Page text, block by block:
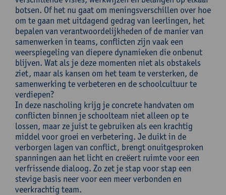
botsen. Of het nu gaat om meningsverschillen over hoe
om te gaan met uitdagend gedrag van leerlingen, het
bepalen van verantwoordelijkheden of de manier van
samenwerken in teams, conflicten zijn vaak een
weerspiegeling van diepere dynamieken die onbenut
blijven. Wat als je deze momenten niet als obstakels
ziet, maar als kansen om het team te versterken, de
samenwerking te verbeteren en de schoolcultuur te
verdiepen?
In deze nascholing krijg je concrete handvaten om
conflicten binnen je schoolteam niet alleen op te
lossen, maar ze juist te gebruiken als een krachtig
middel voor groei en verbetering. Je duikt in de
verborgen lagen van conflict, brengt onuitgesproken
spanningen aan het licht en creëert ruimte voor een
verfrissende dialoog. Zo zet je stap voor stap een
stevige basis neer voor een meer verbonden en
veerkrachtig team.